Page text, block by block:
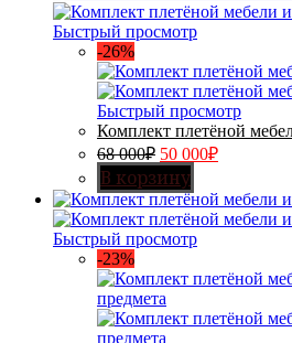
Быстрый просмотр
-26%
Быстрый просмотр
Комплект плетёной
68 000₽ 50 000₽
В корзину
Быстрый просмотр
-23%